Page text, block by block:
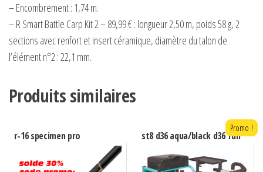
– Encombrement : 1,74 m.
– R Smart Battle Carp Kit 2 – 89,99 € : longueur 2,50 m, poids 58 g, 2
sections avec renfort et insert céramique, diamètre du talon de
l’élément n°2 : 22,1 mm.
Produits similaires
r-16 specimen pro st8 d36 aqua/black d36 full
Promo !